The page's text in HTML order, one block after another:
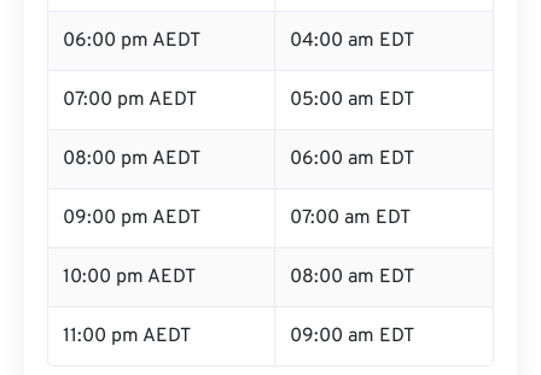
06:00 pm AEDT 04:00 am EDT
07:00 pm AEDT 05:00 am EDT
08:00 pm AEDT 06:00 am EDT
09:00 pm AEDT 07:00 am EDT
10:00 pm AEDT 08:00 am EDT
11:00 pm AEDT 09:00 am EDT